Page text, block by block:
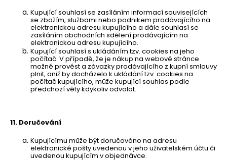
Kupující souhlasí se zasíláním informací souvisejících
se zbožím, službami nebo podnikem prodávajícího na
elektronickou adresu kupujícího a dále souhlasí se
zasíláním obchodních sdělení prodávajícím na
elektronickou adresu kupujícího.
Kupující souhlasí s ukládáním tzv. cookies na jeho
počítač. V případě, že je nákup na webové stránce
možné provést a závazky prodávajícího z kupní smlouvy
plnit, aniž by docházelo k ukládání tzv. cookies na
počítač kupujícího, může kupující souhlas podle
předchozí věty kdykoliv odvolat.
11. Doručování
Kupujícímu může být doručováno na adresu
elektronické pošty uvedenou v jeho uživatelském účtu či
uvedenou kupujícím v objednávce.